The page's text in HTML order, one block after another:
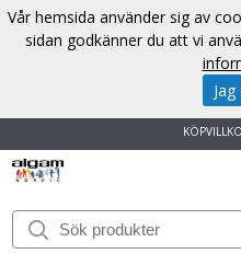
START
Vår hemsida använder sig av
sidan godkänner du att vi